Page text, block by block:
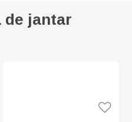
de jantar